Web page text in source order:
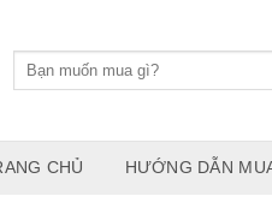
CHỦ HƯỚNG DẪN